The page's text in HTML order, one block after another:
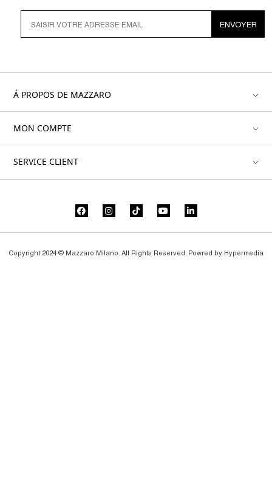
ENVOYER
Á PROPOS DE MAZZARO
MON COMPTE
SERVICE CLIENT
Copyright 2024 © Mazzaro Milano. All Rights Reserved. Powred by Hypermedia